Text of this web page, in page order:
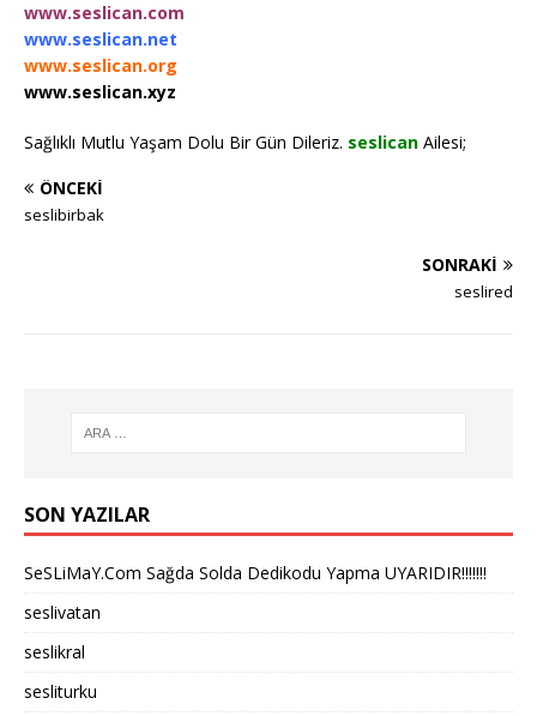
www.seslican.com
www.seslican.net
www.seslican.org
www.seslican.xyz
Sağlıklı Mutlu Yaşam Dolu Bir Gün Dileriz. seslican Ailesi;
ÖNCEKI
seslibirbak
SONRAKI
seslired
SON YAZILAR
SeSLiMaY.Com Sağda Solda Dedikodu Yapma UYARIDIR!!!!!!!
seslivatan
seslikral
sesliturku